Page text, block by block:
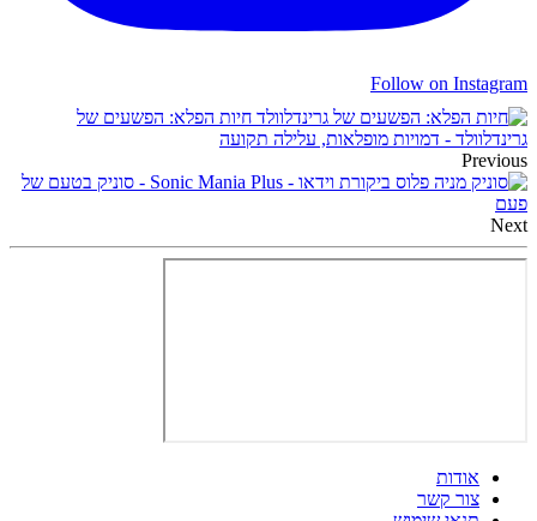
Follow on Instagram
חיות הפלא: הפשעים של
גרינדלוולד - דמויות מופלאות, עלילה תקועה
Previous
ביקורת וידאו - Sonic Mania Plus - סוניק בטעם של
פעם
Next
אודות
צור קשר